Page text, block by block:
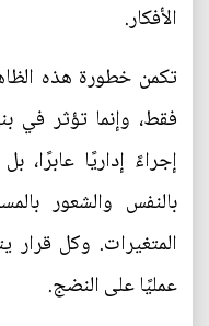
الأفكار.
تكمن خطورة هذه
فقط، وإنما تؤثر في
إجراءً إداريًا عابرًا،
بالنفس والشعور
المتغيرات. وكل قرار
عمليًا على النضج.